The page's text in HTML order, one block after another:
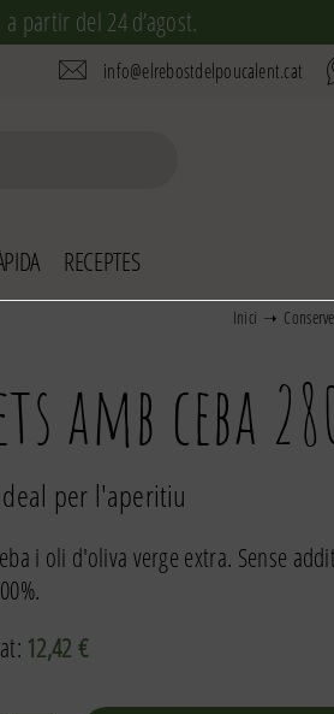
partir del 24 d’agost.
info@elrebostdelpoucalent.cat
RECEPTES
Inici
amb ceba
per l'aperitiu
i oli d'oliva verge extra. Sense
12,42€